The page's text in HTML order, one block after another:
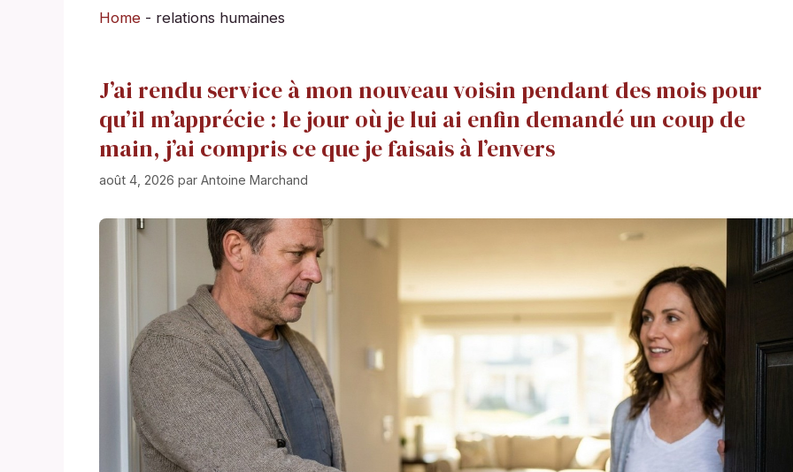
Home - relations humaines
J’ai rendu service à mon nouveau voisin pendant des mois pour
qu’il m’apprécie : le jour où je lui ai enfin demandé un coup de
main, j’ai compris ce que je faisais à l’envers
août 4, 2026 par Antoine Marchand